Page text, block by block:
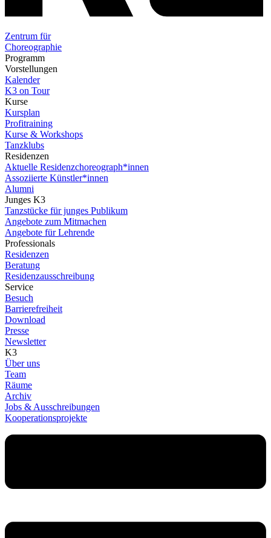
Zentrum für
Choreographie
Programm
Vorstellungen
Kalender
K3 on Tour
Kurse
Kursplan
Profitraining
Kurse & Workshops
Tanzklubs
Residenzen
Aktuelle Residenzchoreograph*innen
Assoziierte Künstler*innen
Alumni
Junges K3
Tanzstücke für junges Publikum
Angebote zum Mitmachen
Angebote für Lehrende
Professionals
Residenzen
Beratung
Residenzausschreibung
Service
Besuch
Barrierefreiheit
Download
Presse
Newsletter
K3
Über uns
Team
Räume
Archiv
Jobs & Ausschreibungen
Kooperationsprojekte